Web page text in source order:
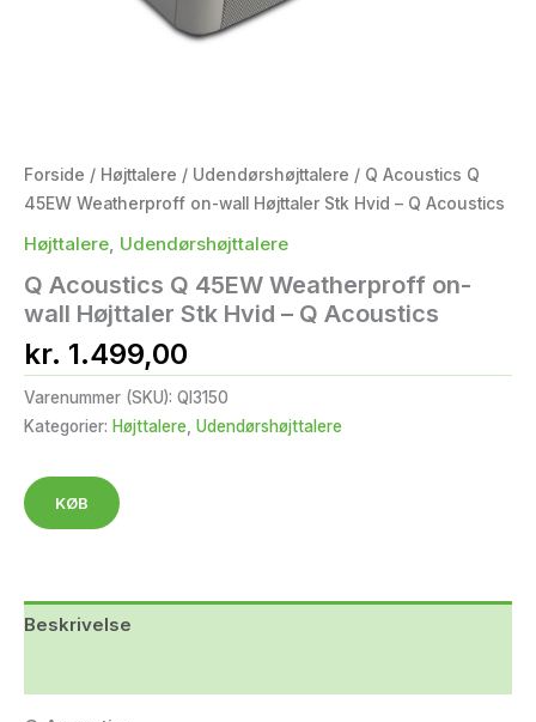
Forside / Højttalere / Udendørshøjttalere / Q Acoustics Q
45EW Weatherproff on-wall Højttaler Stk Hvid – Q Acoustics
Højttalere Udendørshøjttalere
Q Acoustics Q 45EW Weatherproff on-
wall Højttaler Stk Hvid – Q Acoustics
kr. 1.499,00
Varenummer (SKU): QI3150
Kategorier: Højttalere, Udendørshøjttalere
KØB
Beskrivelse